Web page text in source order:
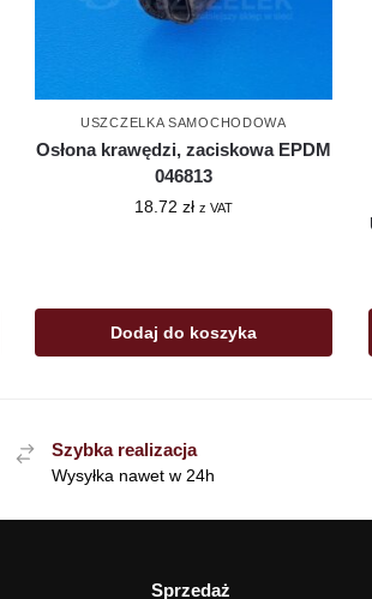
USZCZELKA SAMOCHODOWA
Osłona krawędzi, zaciskowa EPDM
046813
18.72 zł z VAT
Dodaj do koszyka
Szybka realizacja
Wysyłka nawet w 24h
Sprzedaż